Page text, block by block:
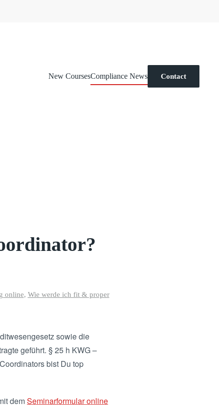
New CoursesCompliance News Contact
online, Wie werde ich fit & proper
sowie die
geführt. § 25 h KWG –
bist Du top
demSeminarformular online